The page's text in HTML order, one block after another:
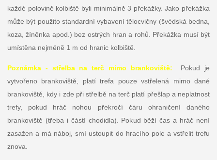
každé polovině kolbiště byli minimálně 3 překážky. Jako překážka
může být použito standardní vybavení tělocvičny (švédská bedna,
koza, žíněnka apod.) bez ostrých hran a rohů. Překážka musí být
umístěna nejméně 1 m od hranic kolbiště.
Poznámka - střelba na terč mimo brankoviště: Pokud je
vytvořeno brankoviště, platí trefa pouze vstřelená mimo dané
brankoviště, kdy i zde při střelbě na terč platí přešlap a neplatnost
trefy, pokud hráč nohou překročí čáru ohraničení daného
brankoviště (třeba i částí chodidla). Pokud běží čas a hráč není
zasažen a má náboj, smí ustoupit do hracího pole a vstřelit trefu
znova.